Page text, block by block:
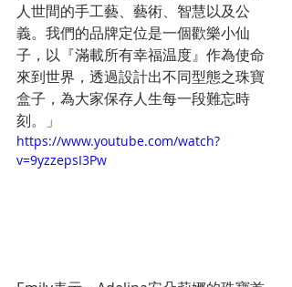
人世間的手工藝、藝術、智慧以及公
義。我們的品牌定位是一個歡樂小仙
子，以『滿載所有幸福温度』作為使命
來到世界，透過設計出不同型態之珠寶
盒子，為大家保存人生每一段難忘時
刻。」
https://www.youtube.com/watch?
v=9yzzepsI3Pw